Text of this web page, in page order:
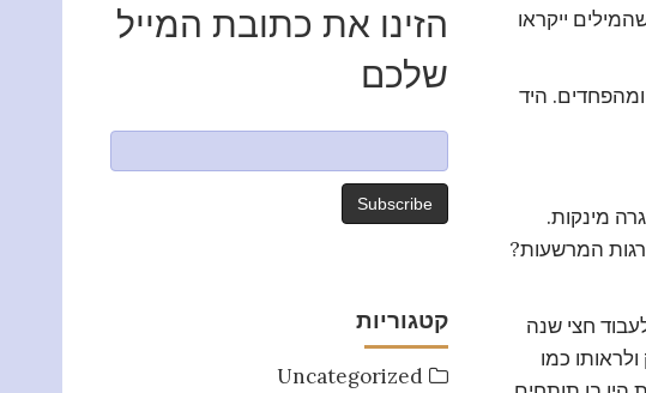
הזינו את כתובת המייל
שלכם
קטגוריות
Uncategorized
ייקראו
היד
מינקות.
המרשעות?
חצי שנה
כמו